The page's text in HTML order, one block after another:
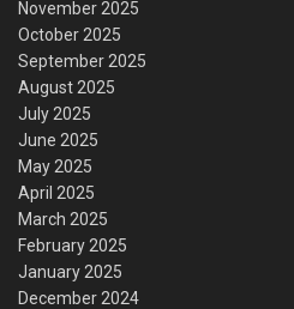
November 2025
October 2025
September 2025
August 2025
July 2025
June 2025
May 2025
April 2025
March 2025
February 2025
January 2025
December 2024